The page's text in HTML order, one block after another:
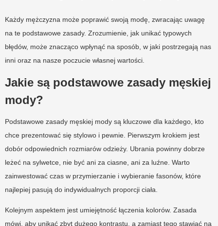
Każdy mężczyzna może poprawić swoją modę, zwracając uwagę
na te podstawowe zasady. Zrozumienie, jak unikać typowych
błędów, może znacząco wpłynąć na sposób, w jaki postrzegają nas
inni oraz na nasze poczucie własnej wartości.
Jakie są podstawowe zasady męskiej
mody?
Podstawowe zasady męskiej mody są kluczowe dla każdego, kto
chce prezentować się stylowo i pewnie. Pierwszym krokiem jest
dobór odpowiednich rozmiarów odzieży. Ubrania powinny dobrze
leżeć na sylwetce, nie być ani za ciasne, ani za luźne. Warto
zainwestować czas w przymierzanie i wybieranie fasonów, które
najlepiej pasują do indywidualnych proporcji ciała.
Kolejnym aspektem jest umiejętność łączenia kolorów. Zasada
mówi, aby unikać zbyt dużego kontrastu, a zamiast tego stawiać na